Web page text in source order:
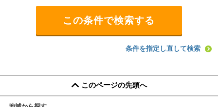
条件を指定し直して検索
このページの先頭へ